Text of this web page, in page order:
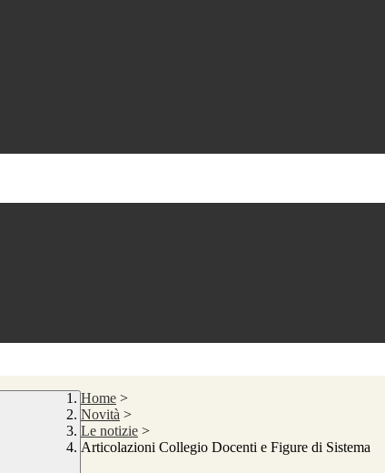
Home >
Novità >
Le notizie >
Articolazioni Collegio Docenti e Figure di Sistema